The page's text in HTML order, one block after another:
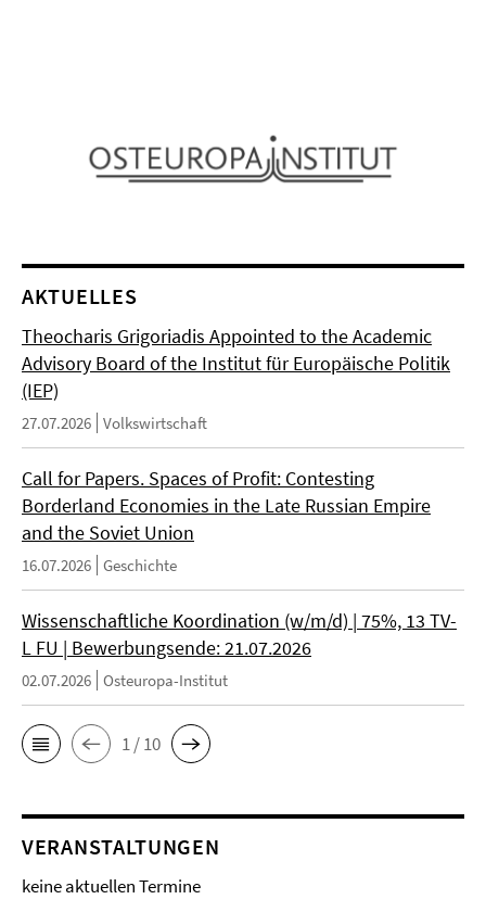
AKTUELLES
Theocharis Grigoriadis Appointed to the Academic
Advisory Board of the Institut für Europäische Politik
(IEP)
27.07.2026 Volkswirtschaft
Call for Papers. Spaces of Profit: Contesting
Borderland Economies in the Late Russian Empire
and the Soviet Union
16.07.2026 Geschichte
Wissenschaftliche Koordination (w/m/d) | 75%, 13 TV-
L FU | Bewerbungsende: 21.07.2026
02.07.2026 Osteuropa-Institut
1 / 10
VERANSTALTUNGEN
keine aktuellen Termine